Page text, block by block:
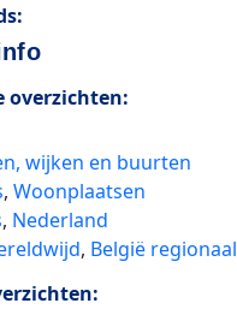
overzichten:
wijken en buurten
, Woonplaatsen
, Nederland
, België regionaal